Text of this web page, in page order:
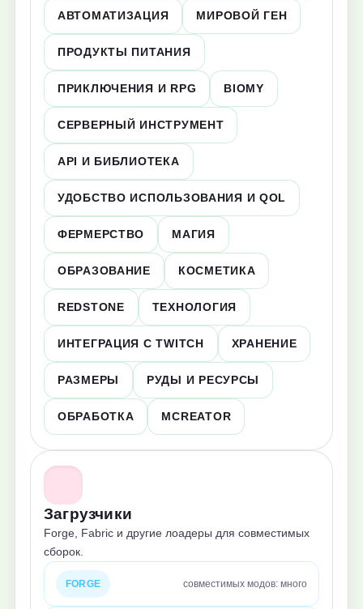
АВТОМАТИЗАЦИЯ МИРОВОЙ ГЕН
ПРОДУКТЫ ПИТАНИЯ
ПРИКЛЮЧЕНИЯ И RPG BIOMY
СЕРВЕРНЫЙ ИНСТРУМЕНТ
API И БИБЛИОТЕКА
УДОБСТВО ИСПОЛЬЗОВАНИЯ И QOL
ФЕРМЕРСТВО МАГИЯ
ОБРАЗОВАНИЕ КОСМЕТИКА
REDSTONE ТЕХНОЛОГИЯ
ИНТЕГРАЦИЯ С TWITCH ХРАНЕНИЕ
РАЗМЕРЫ РУДЫ И РЕСУРСЫ
ОБРАБОТКА MCREATOR
Загрузчики
Forge, Fabric и другие лоадеры для совместимых
сборок.
FORGE совместимых модов: много